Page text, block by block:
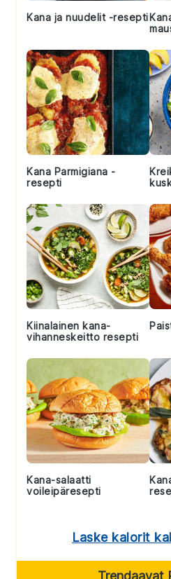
Kana ja nuudelit -resepti
Kana Parmigiana -
resepti
Kiinalainen kana-
vihanneskeitto resepti
Kana-salaatti
voileipäresepti
Laske kalorit
Trendaavat